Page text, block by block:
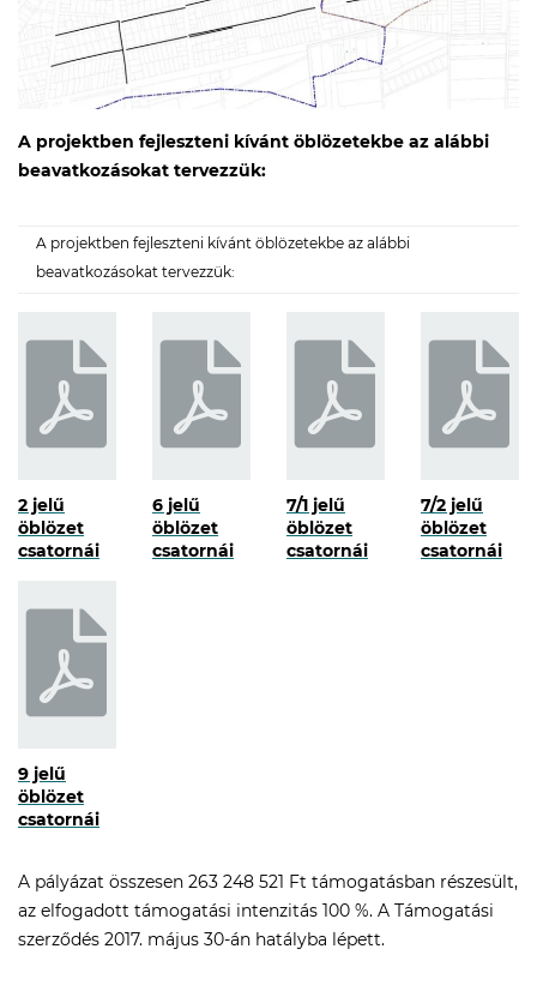
A projektben fejleszteni kívánt öblözetekbe az alábbi
beavatkozásokat tervezzük:
A projektben fejleszteni kívánt öblözetekbe az alábbi
beavatkozásokat tervezzük:
2 jelű
öblözet
csatornái
6 jelű
öblözet
csatornái
7/1 jelű
öblözet
csatornái
7/2 jelű
öblözet
csatornái
9 jelű
öblözet
csatornái
A pályázat összesen 263 248 521 Ft támogatásban részesült,
az elfogadott támogatási intenzitás 100 %. A Támogatási
szerződés 2017. május 30-án hatályba lépett.